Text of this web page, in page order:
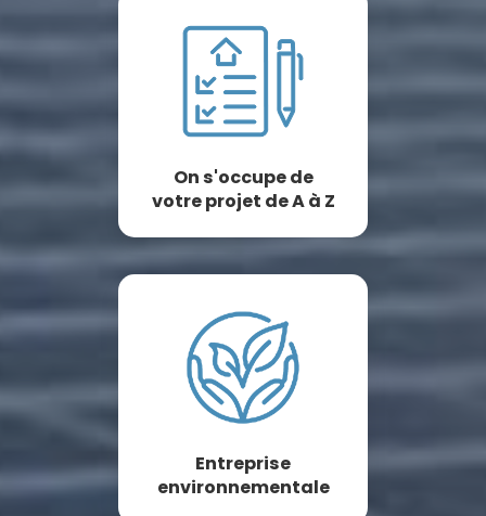
On s'occupe de
votre projet de A à Z
Entreprise
environnementale